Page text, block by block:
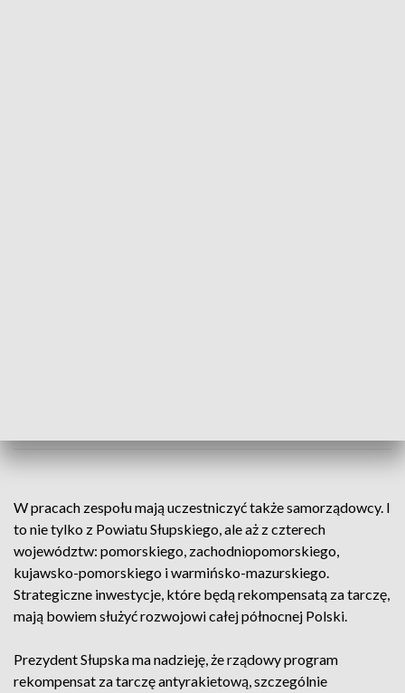
W pracach zespołu mają uczestniczyć także samorządowcy. I
to nie tylko z Powiatu Słupskiego, ale aż z czterech
województw: pomorskiego, zachodniopomorskiego,
kujawsko-pomorskiego i warmińsko-mazurskiego.
Strategiczne inwestycje, które będą rekompensatą za tarczę,
mają bowiem służyć rozwojowi całej północnej Polski.
Prezydent Słupska ma nadzieję, że rządowy program
rekompensat za tarczę antyrakietową, szczególnie